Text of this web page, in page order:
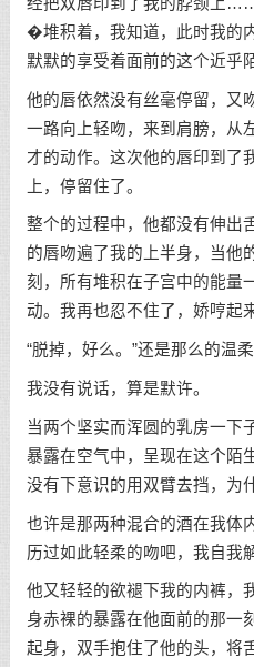
�堆积着，我知道，此时我的
默默的享受着面前的这个近乎
他的唇依然没有丝毫停留，又
一路向上轻吻，来到肩膀，从
才的动作。这次他的唇印到了
上，停留住了。
整个的过程中，他都没有伸出
的唇吻遍了我的上半身，当他
刻，所有堆积在子宫中的能量
动。我再也忍不住了，娇哼
“脱掉，好么。”还是那么的温
我没有说话，算是默许。
当两个坚实而浑圆的乳房一下
暴露在空气中，呈现在这个陌
没有下意识的用双臂去挡，为
也许是那两种混合的酒在我体
历过如此轻柔的吻吧，我自我
他又轻轻的欲褪下我的内裤，
身赤裸的暴露在他面前的那一
起身，双手抱住了他的头，将